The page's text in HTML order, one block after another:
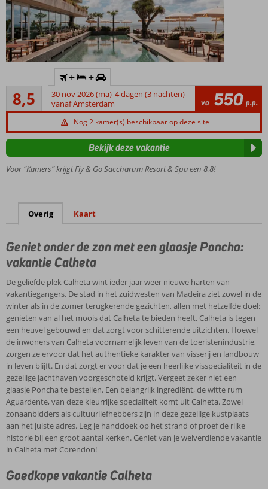
Unieke
ligging vlak
zandstrand
genieten
in de Spa
prachtig
op zee
Halfpension
Volpension
ook
mogelijk
8,5
Aanrader
4
beoordelingen
+ +
30 nov 2026 (ma) 4 dagen (3 nachten)
vanaf Amsterdam
va 550 p.p.
Nog 2 kamer(s) beschikbaar op deze site
Voor “Kamers” krijgt Fly & Go Saccharum Resort & Spa een 8,8!
Bekijk deze vakantie
Overig Kaart
Geniet onder de zon met een glaasje Poncha:
vakantie Calheta
De geliefde plek Calheta wint ieder jaar weer nieuwe harten van
vakantiegangers. De stad in het zuidwesten van Madeira ziet zowel in de
winter als in de zomer terugkerende gezichten, allen met hetzelfde doel:
genieten van al het moois dat Calheta te bieden heeft. Calheta is tegen
een heuvel gebouwd en dat zorgt voor schitterende uitzichten. Hoewel
de inwoners van Calheta voornamelijk leven van de toeristenindustrie,
zorgen ze ervoor dat het authentieke karakter van visserij en landbouw
in leven blijft. En dat zorgt er voor dat je een heerlijke visspecialiteit in de
gezellige jachthaven voorgeschoteld krijgt. Vergeet zeker niet een
glaasje Poncha te bestellen. Een belangrijk ingrediënt, de witte rum
Aguardente, van deze kleurrijke specialiteit komt uit Calheta. Zowel
zonaanbidders als cultuurliefhebbers zijn in deze gezellige kustplaats
aan het juiste adres. Leg je handdoek op het strand of proef de rijke
historie bij een groot aantal kerken. Geniet van je welverdiende vakantie
in Calheta met Corendon!
Goedkope vakantie Calheta